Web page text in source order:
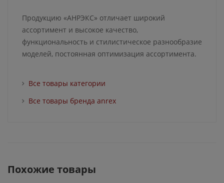
Продукцию «АНРЭКС» отличает широкий
ассортимент и высокое качество,
функциональность и стилистическое разнообразие
моделей, постоянная оптимизация ассортимента.
Все товары категории
Все товары бренда anrex
Похожие товары